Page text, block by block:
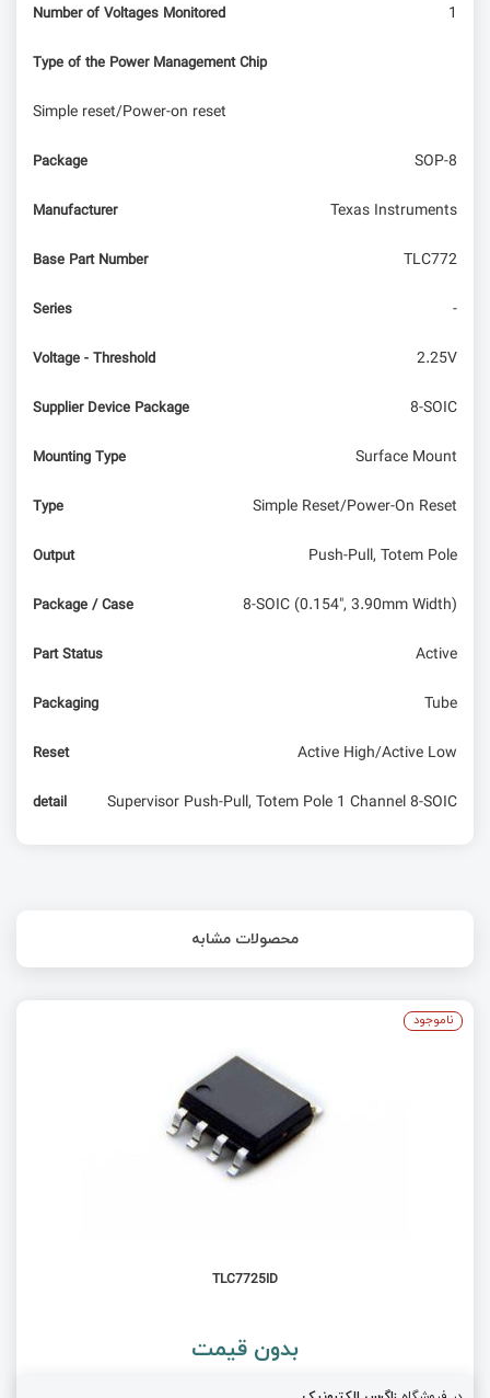
Number of Voltages Monitored 1
Type of the Power Management Chip
Simple reset/Power-on reset
Package SOP-8
Manufacturer Texas Instruments
Base Part Number TLC772
Series -
Voltage - Threshold 2.25V
Supplier Device Package 8-SOIC
Mounting Type Surface Mount
Type Simple Reset/Power-On Reset
Output Push-Pull, Totem Pole
Package / Case 8-SOIC (0.154", 3.90mm Width)
Part Status Active
Packaging Tube
Reset Active High/Active Low
detail Supervisor Push-Pull, Totem Pole 1 Channel 8-SOIC
محصولات مشابه
TLC7725ID
بدون قیمت
ناموجود